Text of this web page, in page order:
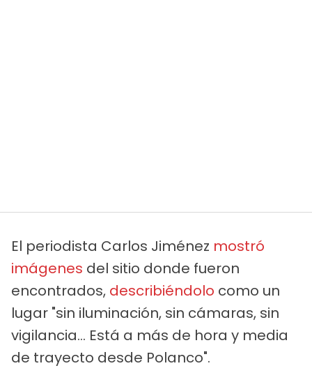
El periodista Carlos Jiménez mostró
imágenes del sitio donde fueron
encontrados, describiéndolo como un
lugar "sin iluminación, sin cámaras, sin
vigilancia… Está a más de hora y media
de trayecto desde Polanco".